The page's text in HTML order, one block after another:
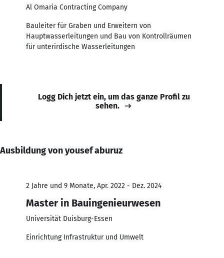
Al Omaria Contracting Company
Bauleiter für Graben und Erweitern von
Hauptwasserleitungen und Bau von Kontrollräumen
für unterirdische Wasserleitungen
Logg Dich jetzt ein, um das ganze Profil zu
sehen.
Ausbildung von yousef aburuz
2 Jahre und 9 Monate, Apr. 2022 - Dez. 2024
Master in Bauingenieurwesen
Universität Duisburg-Essen
Einrichtung Infrastruktur und Umwelt